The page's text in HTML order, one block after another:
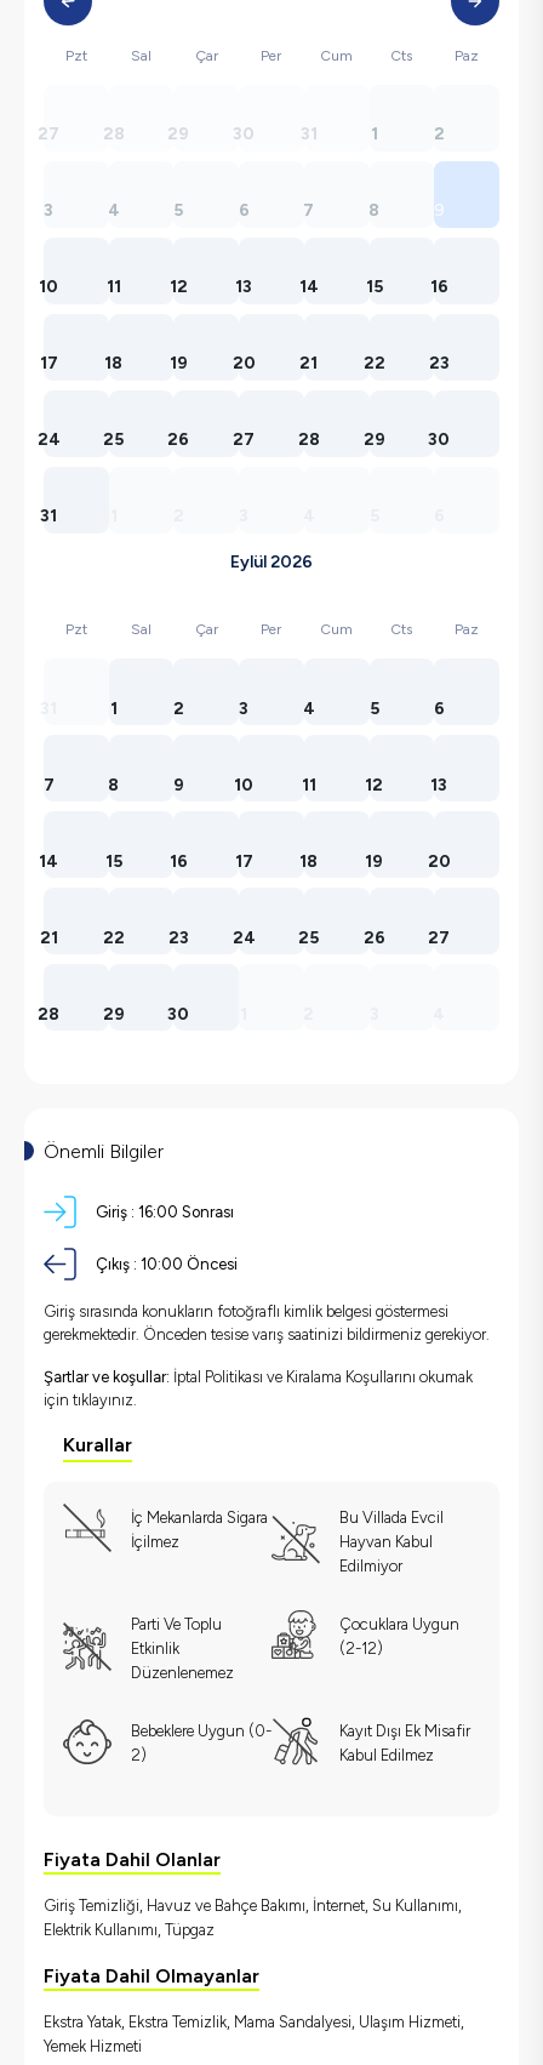
Pzt Sal Çar Per Cum Cts Paz
27 28 29 30 31 1 2
3 4 5 6 7 8 9
10 11 12 13 14 15 16
17 18 19 20 21 22 23
24 25 26 27 28 29 30
31
Eylül 2026
Pzt Sal Çar Per Cum Cts Paz
1 2 3 4 5 6
7 8 9 10 11 12 13
14 15 16 17 18 19 20
21 22 23 24 25 26 27
28 29 30
Önemli Bilgiler
Giriş : 16:00 Sonrası
Çıkış : 10:00 Öncesi
Giriş sırasında konukların fotoğraflı kimlik belgesi göstermesi
gerekmektedir. Önceden tesise varış saatinizi bildirmeniz gerekiyor.
Şartlar ve koşullar: İptal Politikası ve Kiralama Koşullarını okumak
için tıklayınız.
Kurallar
İç Mekanlarda Sigara
İçilmez
Bu Villada Evcil
Hayvan Kabul
Edilmiyor
Parti Ve Toplu
Etkinlik
Düzenlenemez
Çocuklara Uygun
(2-12)
Bebeklere Uygun (0-
2)
Kayıt Dışı Ek Misafir
Kabul Edilmez
Fiyata Dahil Olanlar
Giriş Temizliği, Havuz ve Bahçe Bakımı, İnternet, Su Kullanımı,
Elektrik Kullanımı, Tüpgaz
Fiyata Dahil Olmayanlar
Ekstra Yatak, Ekstra Temizlik, Mama Sandalyesi, Ulaşım Hizmeti,
Yemek Hizmeti